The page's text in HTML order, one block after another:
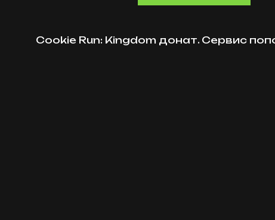
Cookie Run: Kingdom донат. Сервис